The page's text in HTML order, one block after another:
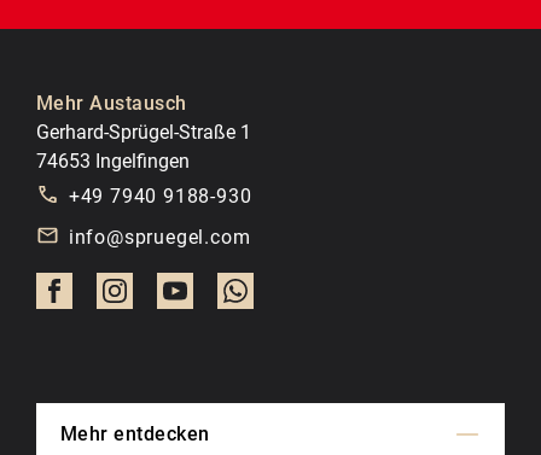
Mehr Austausch
Gerhard-Sprügel-Straße 1
74653 Ingelfingen
+49 7940 9188-930
info@spruegel.com
Mehr entdecken